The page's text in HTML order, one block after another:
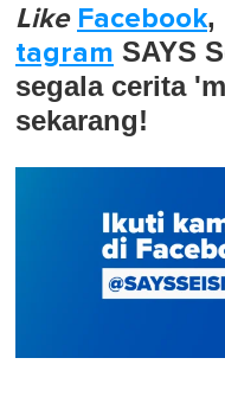
Like Facebook,
tagram SAYS
segala cerita
sekarang!